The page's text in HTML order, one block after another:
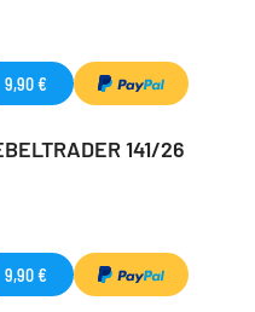
9,90 €
141/26
9,90 €